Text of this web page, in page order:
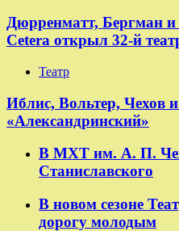
Дюрренматт, Бергман и
Cetera открыл 32-й
Театр
​​Иблис, Вольтер, Чехов
«Александринский»
В МХТ им. А. П.
Станиславского
В новом сезоне
дорогу молодым